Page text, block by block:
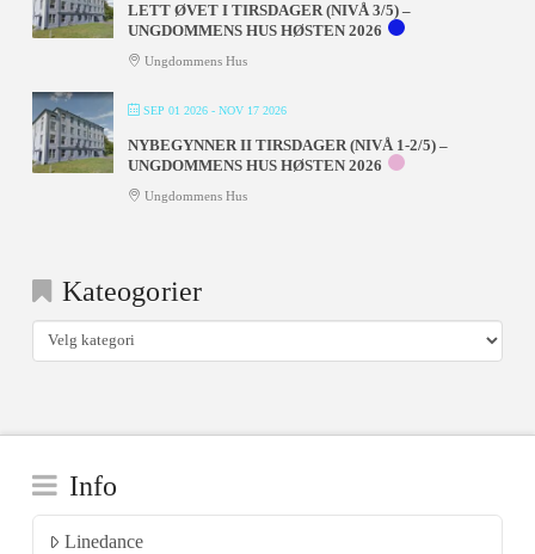
LETT ØVET I TIRSDAGER (NIVÅ 3/5) –
UNGDOMMENS HUS HØSTEN 2026
Ungdommens Hus
SEP 01 2026- NOV 17 2026
NYBEGYNNER II TIRSDAGER (NIVÅ 1-2/5) –
UNGDOMMENS HUS HØSTEN 2026
Ungdommens Hus
Kateogorier
Kateogorier
Info
Linedance